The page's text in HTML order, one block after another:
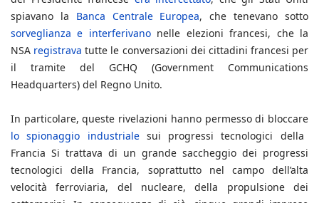
spiavano la Banca Centrale Europea, che tenevano sotto
sorveglianza e interferivano nelle elezioni francesi, che la
NSA registravatutte le conversazioni dei cittadini francesi per
il tramite del GCHQ (Government Communications
Headquarters) del Regno Unito.
In particolare, queste rivelazioni hanno permesso di bloccare
lo spionaggio industriale sui progressi tecnologici della
Francia Si trattava di un grande saccheggio dei progressi
tecnologici della Francia, soprattutto nel campo dell’alta
velocità ferroviaria, del nucleare, della propulsione dei